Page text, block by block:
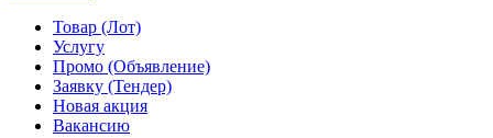
Товар (Лот)
Услугу
Промо (Объявление)
Заявку (Тендер)
Новая акция
Вакансию